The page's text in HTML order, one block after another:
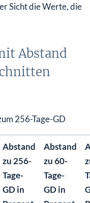
Sicht die Werte, die
Abstand
256-Tage-GD
Abstand
zu 256-
Tage-
GD in
Abstand
zu 60-
Tage-
GD in